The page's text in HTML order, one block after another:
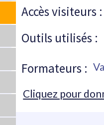
Accès visiteurs :
Outils utilisés :
Formateurs :
Cliquez pour